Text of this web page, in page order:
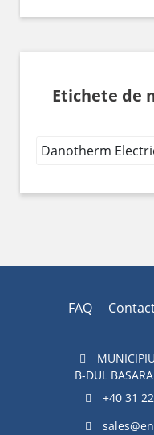
Etichete de
Danotherm
FAQ
B-DUL
+40 31